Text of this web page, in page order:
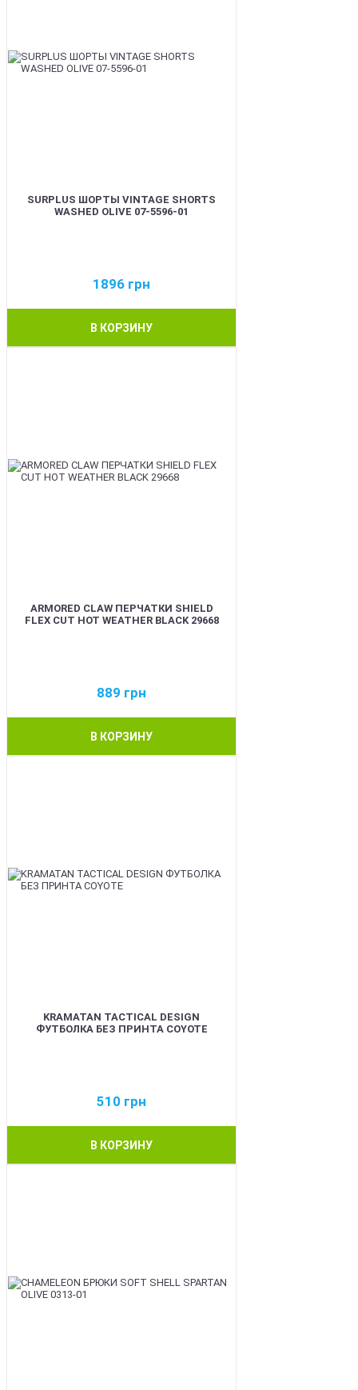
SURPLUS ШОРТЫ VINTAGE SHORTS
WASHED OLIVE 07-5596-01
1896 грн
В КОРЗИНУ
ARMORED CLAW ПЕРЧАТКИ SHIELD
FLEX CUT HOT WEATHER BLACK 29668
889 грн
В КОРЗИНУ
KRAMATAN TACTICAL DESIGN
ФУТБОЛКА БЕЗ ПРИНТА COYOTE
510 грн
В КОРЗИНУ